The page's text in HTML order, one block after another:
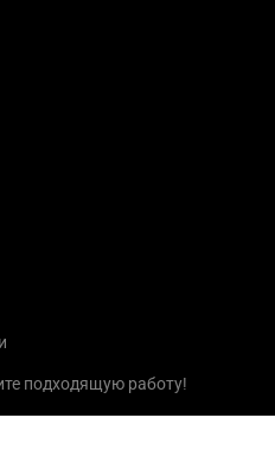
подходящую работу!